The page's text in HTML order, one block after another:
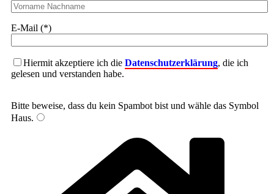
E-Mail (*)
Hiermit akzeptiere ich die Datenschutzerklärung, die ich
gelesen und verstanden habe.
Bitte beweise, dass du kein Spambot bist und wähle das Symbol
Haus.